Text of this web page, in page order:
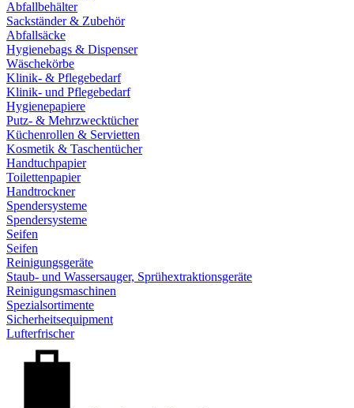
Abfallbehälter
Sackständer & Zubehör
Abfallsäcke
Hygienebags & Dispenser
Wäschekörbe
Klinik- & Pflegebedarf
Klinik- und Pflegebedarf
Hygienepapiere
Putz- & Mehrzwecktücher
Küchenrollen & Servietten
Kosmetik & Taschentücher
Handtuchpapier
Toilettenpapier
Handtrockner
Spendersysteme
Spendersysteme
Seifen
Seifen
Reinigungsgeräte
Staub- und Wassersauger, Sprühextraktionsgeräte
Reinigungsmaschinen
Spezialsortimente
Sicherheitsequipment
Lufterfrischer